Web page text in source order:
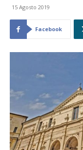
15 Agosto 2019
Facebook